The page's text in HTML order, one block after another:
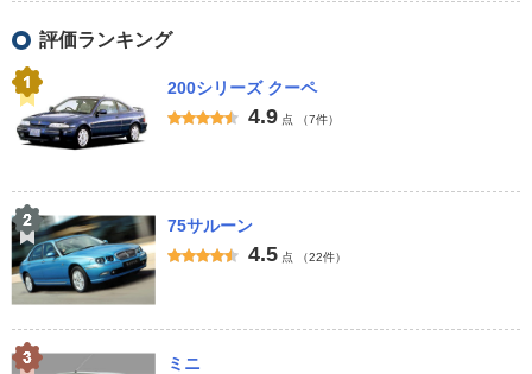
評価ランキング
200シリーズ クーペ
4.9 点 （7件）
75サルーン
4.5 点 （22件）
ミニ